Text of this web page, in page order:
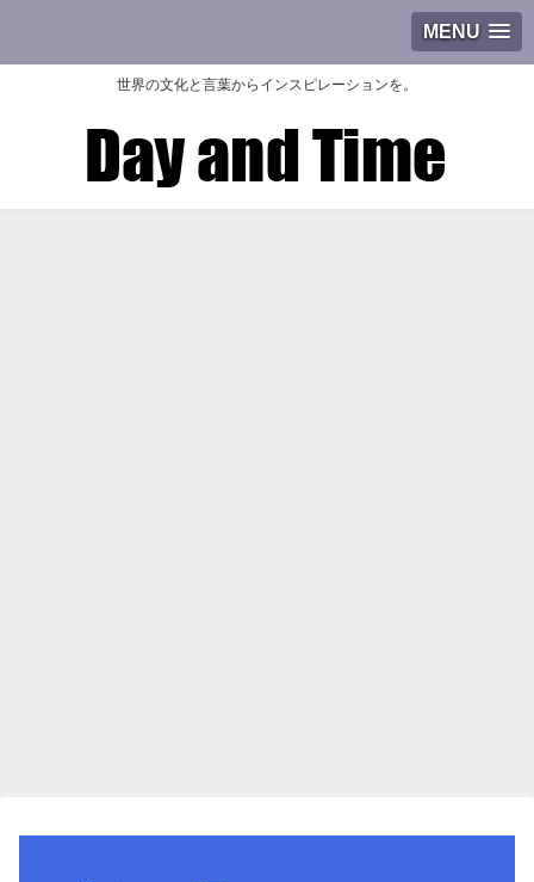
MENU
世界の文化と言葉からインスピレーションを。